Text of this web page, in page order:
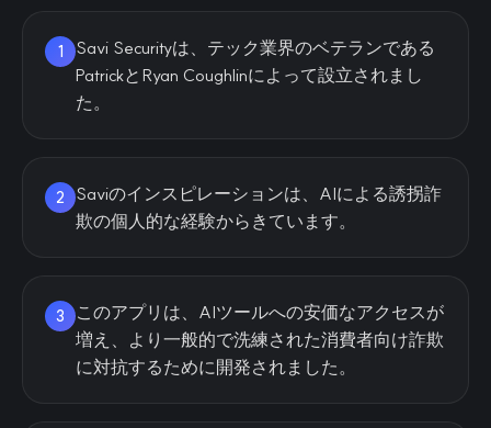
1
Savi Securityは、テック業界のベテランである
PatrickとRyan Coughlinによって設立されまし
た。
2
Saviのインスピレーションは、AIによる誘拐詐
欺の個人的な経験からきています。
3
このアプリは、AIツールへの安価なアクセスが
増え、より一般的で洗練された消費者向け詐欺
に対抗するために開発されました。